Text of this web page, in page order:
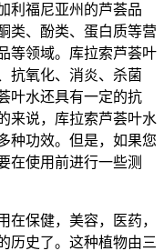
利福尼亚州的芦荟品
类、酚类、蛋白质等营
等领域。库拉索芦荟叶
抗氧化、消炎、杀菌
叶水还具有一定的抗
来说，库拉索芦荟叶水
种功效。但是，如果您
在使用前进行一些测
在保健，美容，医药，
历史了。这种植物由三